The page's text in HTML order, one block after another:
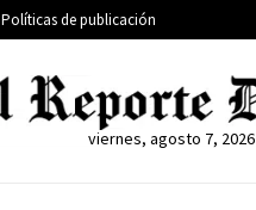
Políticas de publicación
viernes, agosto 7, 2026